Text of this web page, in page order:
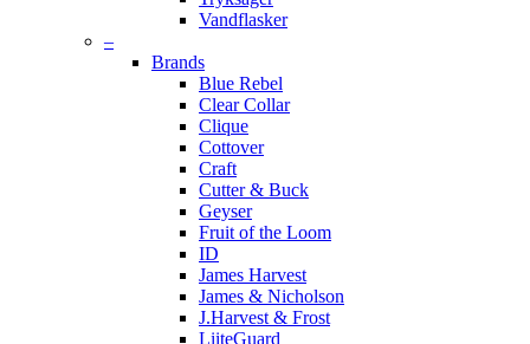
Vandflasker
–
Brands
Blue Rebel
Clear Collar
Clique
Cottover
Craft
Cutter & Buck
Geyser
Fruit of the Loom
ID
James Harvest
James & Nicholson
J.Harvest & Frost
LiiteGuard